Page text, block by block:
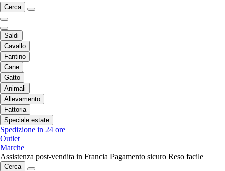
Cerca
Saldi
Cavallo
Fantino
Cane
Gatto
Animali
Allevamento
Fattoria
Speciale estate
Spedizione in 24 ore
Outlet
Marche
Assistenza post-vendita in Francia Pagamento sicuro Reso facile
Cerca